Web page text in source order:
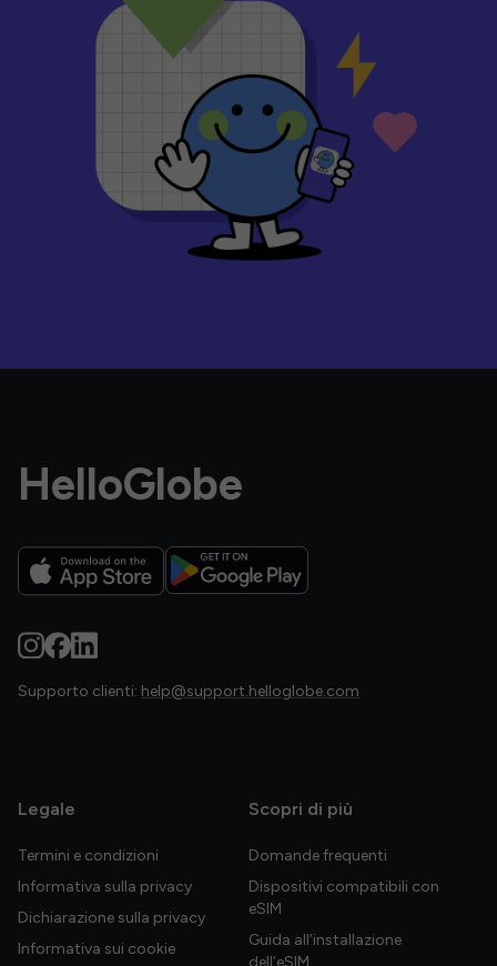
HelloGlobe
Supporto clienti: help@support.helloglobe.com
Legale
Termini e condizioni
Informativa sulla privacy
Dichiarazione sulla privacy
Informativa sui cookie
Scopri di più
Domande frequenti
Dispositivi compatibili con
eSIM
Guida all’installazione
dell’eSIM